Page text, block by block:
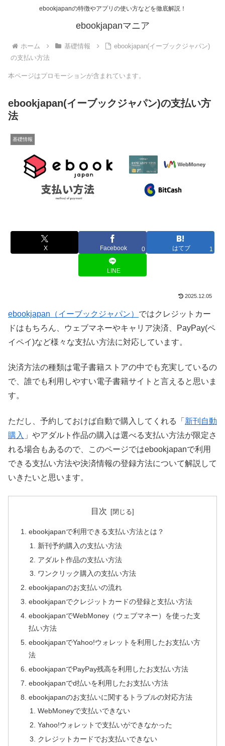
ebookjapanの特徴やアプリの使い方などを徹底解説！
ebookjapanマニア
ホーム 基礎情報
ebookjapan(イーブックジャパン)
の支払い方法
本ページはプロモーションが含まれています。
ebookjapan(イーブックジャパン)の支払い方
法
基礎情報
X Facebook 0 はてブ 1
LINE
2025.12.05
ebookjapan（イーブックジャパン） ではクレジットカー
ドはもちろん、ウェブマネーやキャリア決済、PayPay(ペ
イペイ)など様々な支払い方法に対応しています。
決済方法の種類は電子書籍ストアの中でも充実しているの
で、誰でも利用しやすい電子書籍サイトと言えると思いま
す。
ただし、予約しておけば自動で購入してくれる「 新刊自動
購入 」やアダルト作品の購入は選べる支払い方法が限定さ
れる場合もあるので、このページではebookjapanで利用
できる支払い方法や決済情報の登録方法について解説して
いきたいと思います。
目次
ebookjapanで利用できる支払い方法とは？
新刊予約購入の支払い方法
アダルト作品の支払い方法
ワンクリック購入の支払い方法
ebookjapanのお支払いの流れ
ebookjapanでクレジットカードの登録と支払い方法
ebookjapanでWebMoney（ウェブマネー）を使った支
払い方法
ebookjapanでYahoo!ウォレットを利用したお支払い方
法
ebookjapanでPayPay残高を利用したお支払い方法
ebookjapanでd払いを利用したお支払い方法
ebookjapanのお支払いに関するトラブルの対応方法
WebMoneyで支払いできない
Yahoo!ウォレットで支払いができなかった
クレジットカードでお支払いできない